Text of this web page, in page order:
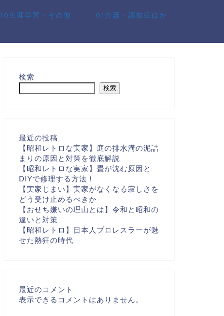
10生涯学習・その他 01介護・認知症ほか
検索
検索
最近の投稿
【昭和レトロな実家】庭の排水溝の泥詰
まりの原因と対策を徹底解説
【昭和レトロな実家】畳が沈む原因と
DIYで修理する方法！
【実家じまい】実家がなくなる寂しさを
どう受け止めるべきか
【おせち嫌いの理由とは】令和と昭和の
違いと対策
【昭和レトロ】日本人プロレスラーが魅
せた熱狂の時代
最近のコメント
表示できるコメントはありません。